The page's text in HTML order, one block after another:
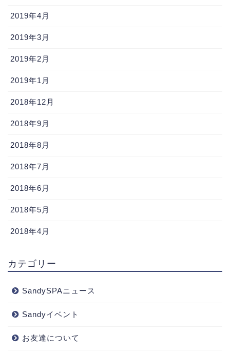
2019年4月
2019年3月
2019年2月
2019年1月
2018年12月
2018年9月
2018年8月
2018年7月
2018年6月
2018年5月
2018年4月
カテゴリー
SandySPAニュース
Sandyイベント
お友達について